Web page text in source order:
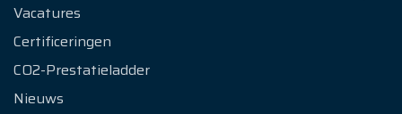
Vacatures
Certificeringen
CO2-Prestatieladder
Nieuws